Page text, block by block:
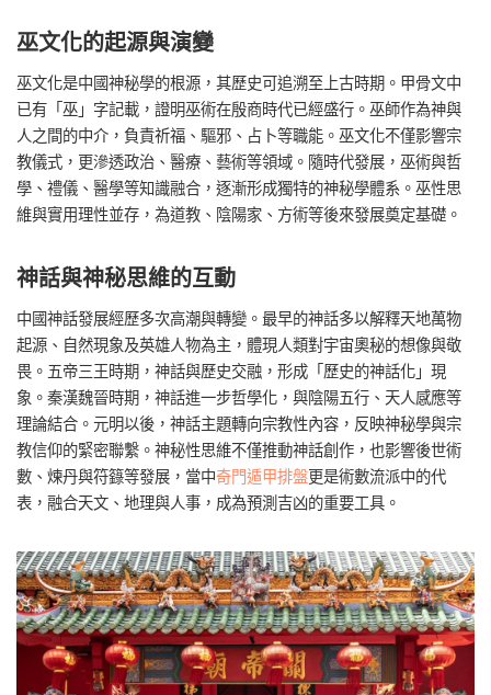
巫文化的起源與演變
巫文化是中國神秘學的根源，其歷史可追溯至上古時期。甲骨文中
已有「巫」字記載，證明巫術在殷商時代已經盛行。巫師作為神與
人之間的中介，負責祈福、驅邪、占卜等職能。巫文化不僅影響宗
教儀式，更滲透政治、醫療、藝術等領域。隨時代發展，巫術與哲
學、禮儀、醫學等知識融合，逐漸形成獨特的神秘學體系。巫性思
維與實用理性並存，為道教、陰陽家、方術等後來發展奠定基礎。
神話與神秘思維的互動
中國神話發展經歷多次高潮與轉變。最早的神話多以解釋天地萬物
起源、自然現象及英雄人物為主，體現人類對宇宙奧秘的想像與敬
畏。五帝三王時期，神話與歷史交融，形成「歷史的神話化」現
象。秦漢魏晉時期，神話進一步哲學化，與陰陽五行、天人感應等
理論結合。元明以後，神話主題轉向宗教性內容，反映神秘學與宗
教信仰的緊密聯繫。神秘性思維不僅推動神話創作，也影響後世術
數、煉丹與符籙等發展，當中奇門遁甲排盤更是術數流派中的代
表，融合天文、地理與人事，成為預測吉凶的重要工具。